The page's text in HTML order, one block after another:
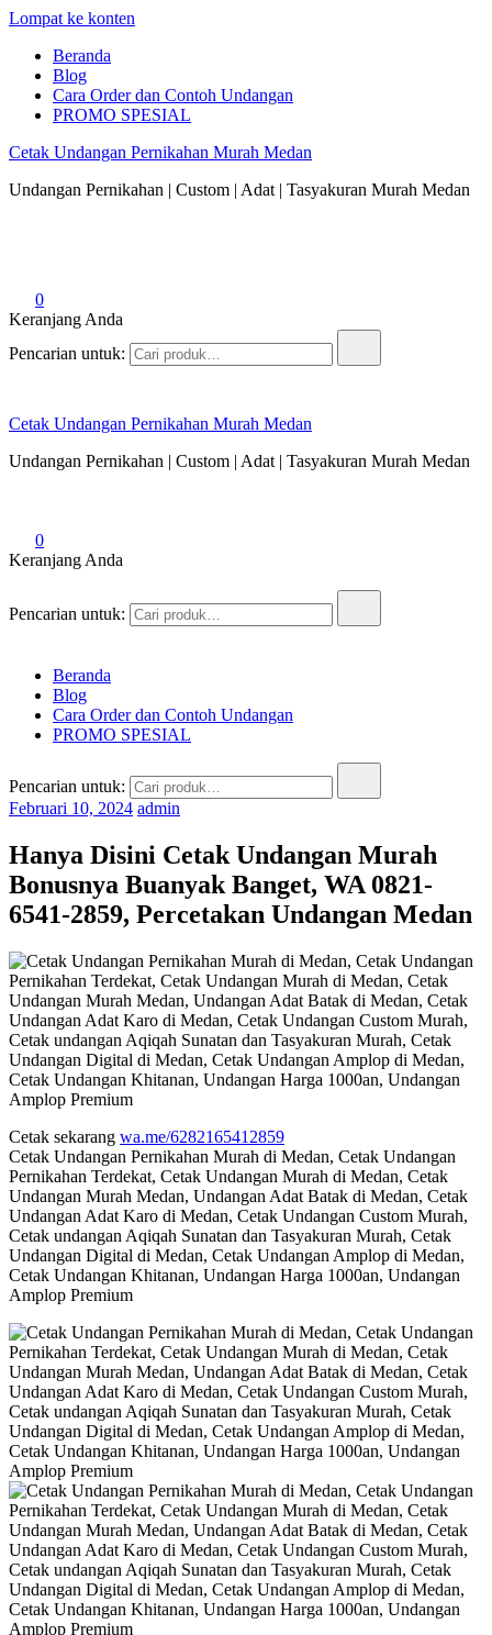
Lompat ke konten
Beranda
Blog
Cara Order dan Contoh Undangan
PROMO SPESIAL
Cetak Undangan Pernikahan Murah Medan
Undangan Pernikahan | Custom | Adat | Tasyakuran Murah Medan
0
Keranjang Anda
Pencarian untuk:
Cetak Undangan Pernikahan Murah Medan
Undangan Pernikahan | Custom | Adat | Tasyakuran Murah Medan
0
Keranjang Anda
Pencarian untuk:
Beranda
Blog
Cara Order dan Contoh Undangan
PROMO SPESIAL
Pencarian untuk:
Februari 10, 2024 admin
Hanya Disini Cetak Undangan Murah
Bonusnya Buanyak Banget, WA 0821-
6541-2859, Percetakan Undangan Medan
Cetak sekarang wa.me/6282165412859
Cetak Undangan Pernikahan Murah di Medan, Cetak Undangan
Pernikahan Terdekat, Cetak Undangan Murah di Medan, Cetak
Undangan Murah Medan, Undangan Adat Batak di Medan, Cetak
Undangan Adat Karo di Medan, Cetak Undangan Custom Murah,
Cetak undangan Aqiqah Sunatan dan Tasyakuran Murah, Cetak
Undangan Digital di Medan, Cetak Undangan Amplop di Medan,
Cetak Undangan Khitanan, Undangan Harga 1000an, Undangan
Amplop Premium